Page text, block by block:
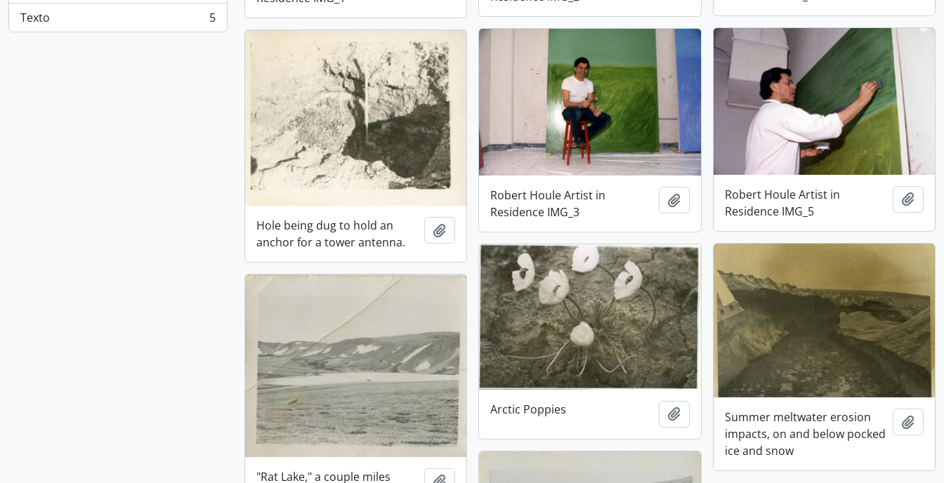
Texto
, 5 resultados 5
Robert Houle Artist in
Residence IMG_5
Robert Houle Artist in
Residence IMG_3
Adicionar à área de transferência
Hole being dug to hold an
anchor for a tower antenna.
Adicionar à área de transferência
Summer meltwater erosion
impacts, on and below pocked
ice and snow
Arctic Poppies Adicionar à área de transferência
"Rat Lake," a couple miles